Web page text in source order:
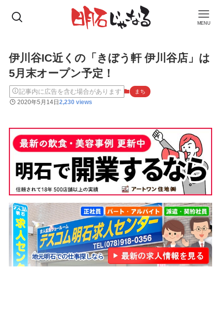
MENU
伊川谷IC近くの「きぼう軒 伊川谷店」は
5月末オープン予定！
記事内に広告を含む場合があります まち
2020年5月14日2,230 views